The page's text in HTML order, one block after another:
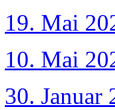
19. Mai
10. Mai
30. Januar